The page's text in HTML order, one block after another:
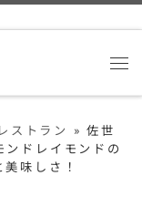
レストラン » 佐世
ドレイモンドの
味しさ！